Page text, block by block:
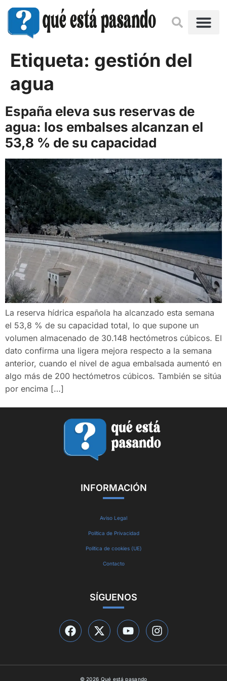
Etiqueta: gestión del
agua
España eleva sus reservas de
agua: los embalses alcanzan el
53,8 % de su capacidad
La reserva hídrica española ha alcanzado esta semana
el 53,8 % de su capacidad total, lo que supone un
volumen almacenado de 30.148 hectómetros cúbicos. El
dato confirma una ligera mejora respecto a la semana
anterior, cuando el nivel de agua embalsada aumentó en
algo más de 200 hectómetros cúbicos. También se sitúa
por encima […]
INFORMACIÓN
Aviso Legal
Política de Privacidad
Política de cookies (UE)
Contacto
SÍGUENOS
© 2026 Qué está pasando